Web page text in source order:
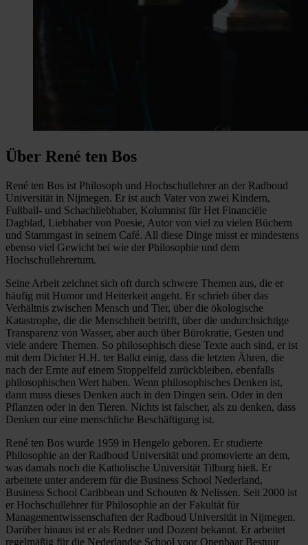
Über René ten Bos
René ten Bos ist Philosoph und Hochschullehrer an der Radboud
Universität in Nijmegen. Er ist auch Vater von zwei Kindern,
Fußball- und Schachliebhaber, Kolumnist für Het Financiële
Dagblad, Liebhaber von Poesie, Autor von viel zu vielen Büchern
und Stammgast in seinem Café. All diese Dinge misst er mindestens
ebenso viel Gewicht bei wie der Philosophie und dem
Hochschullehrertum.
Seine Arbeit zeichnet sich oft durch schwere Themen aus, die er
häufig mit Humor und Heiterkeit angeht. Er schrieb über das
Verhältnis zwischen Mensch und Tier, über die ökologische
Katastrophe, die die Menschheit betrifft, über die undurchsichtige
Transparenz von Wasser, aber auch über Bürokratie, Gesten und
viele andere Themen. So philosophisch diese Texte auch sind, er ist
mit dem Dichter H.H. ter Balkt einig, dass die letzten Ähren, die
nach der Ernte auf einem Stoppelfeld zurückbleiben, ebenfalls
philosophischen Wert haben. Wenn philosophisches Denken ist,
dann muss dieses Denken auch in den Dingen sein. Oder in den
Pflanzen oder in den Tieren. Nichts ist falscher, als zu denken, dass
Denken nur eine menschliche Beschäftigung ist.
René ten Bos wurde 1959 in Hengelo geboren. Er studierte
Philosophie an der Radboud Universität und promovierte an dem,
was damals noch die Katholische Universität Tilburg hieß. Er
arbeitete unter anderem für die Business School Nederland,
Business School Caribbean und Schouten & Nelissen. Seit 2000 ist
er Hochschullehrer für Philosophie an der Fakultät für
Managementwissenschaften der Radboud Universität in Nijmegen.
Darüber hinaus ist er als Redner und Dozent bekannt. Er arbeitet
regelmäßig für die Nederlandse School voor Openbaar Bestuur